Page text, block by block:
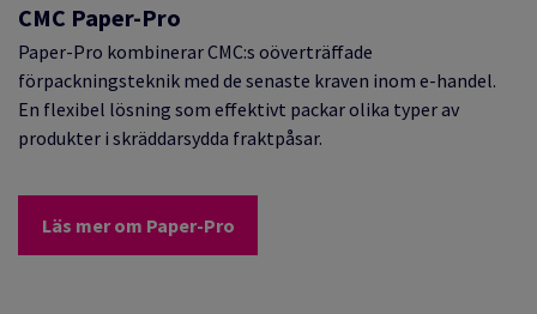
CMC Paper-Pro
Paper-Pro kombinerar CMC:s oöverträffade
förpackningsteknik med de senaste kraven inom e-handel.
En flexibel lösning som effektivt packar olika typer av
produkter i skräddarsydda fraktpåsar.
Läs mer om Paper-Pro